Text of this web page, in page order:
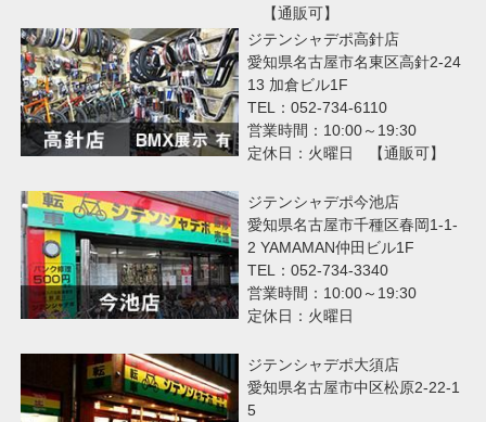
【通販可】
ジテンシャデポ高針店
愛知県名古屋市名東区高針2-24
13 加倉ビル1F
TEL：052-734-6110
営業時間：10:00～19:30
定休日：火曜日 【通販可】
ジテンシャデポ今池店
愛知県名古屋市千種区春岡1-1-
2 YAMAMAN仲田ビル1F
TEL：052-734-3340
営業時間：10:00～19:30
定休日：火曜日
ジテンシャデポ大須店
愛知県名古屋市中区松原2-22-1
5